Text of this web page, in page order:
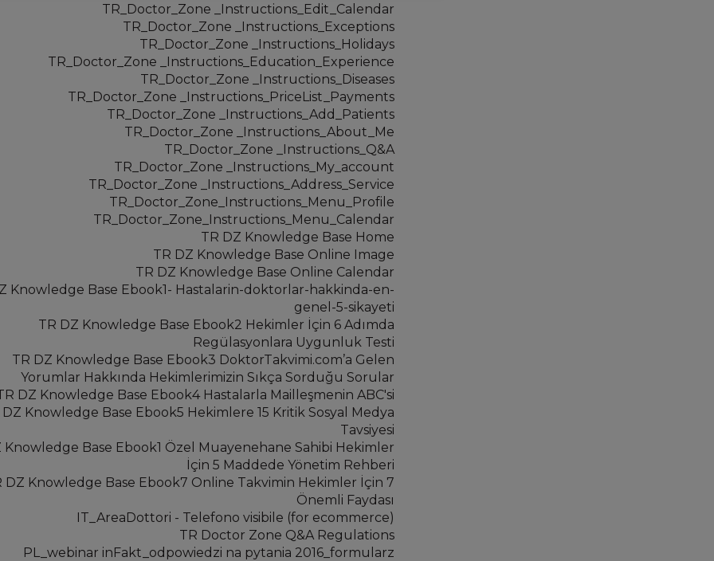
TR_Doctor_Zone _Instructions_Edit_Calendar
TR_Doctor_Zone _Instructions_Exceptions
TR_Doctor_Zone _Instructions_Holidays
TR_Doctor_Zone _Instructions_Education_Experience
TR_Doctor_Zone _Instructions_Diseases
TR_Doctor_Zone _Instructions_PriceList_Payments
TR_Doctor_Zone _Instructions_Add_Patients
TR_Doctor_Zone _Instructions_About_Me
TR_Doctor_Zone _Instructions_Q&A
TR_Doctor_Zone _Instructions_My_account
TR_Doctor_Zone _Instructions_Address_Service
TR_Doctor_Zone_Instructions_Menu_Profile
TR_Doctor_Zone_Instructions_Menu_Calendar
TR DZ Knowledge Base Home
TR DZ Knowledge Base Online Image
TR DZ Knowledge Base Online Calendar
Knowledge Base Ebook1- Hastalarin-doktorlar-hakkinda-en-
genel-5-sikayeti
TR DZ Knowledge Base Ebook2 Hekimler İçin 6 Adımda
Regülasyonlara Uygunluk Testi
TR DZ Knowledge Base Ebook3 DoktorTakvimi.com’a Gelen
Yorumlar Hakkında Hekimlerimizin Sıkça Sorduğu Sorular
DZ Knowledge Base Ebook4 Hastalarla Mailleşmenin ABC'si
DZ Knowledge Base Ebook5 Hekimlere 15 Kritik Sosyal Medya
Tavsiyesi
Knowledge Base Ebook1 Özel Muayenehane Sahibi Hekimler
İçin 5 Maddede Yönetim Rehberi
DZ Knowledge Base Ebook7 Online Takvimin Hekimler İçin 7
Önemli Faydası
IT_AreaDottori - Telefono visibile (for ecommerce)
TR Doctor Zone Q&A Regulations
PL_webinar inFakt_odpowiedzi na pytania 2016_formularz